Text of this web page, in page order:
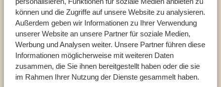
können und die Zugriffe auf unsere Website zu analysieren.
Außerdem geben wir Informationen zu Ihrer Verwendung
unserer Website an unsere Partner für soziale Medien,
Werbung und Analysen weiter. Unsere Partner führen diese
Informationen möglicherweise mit weiteren Daten
zusammen, die Sie ihnen bereitgestellt haben oder die sie
im Rahmen Ihrer Nutzung der Dienste gesammelt haben.
Reiseberater
UNSERE EXPERTEN HELFEN IHNEN GERN
DE:+494087407061